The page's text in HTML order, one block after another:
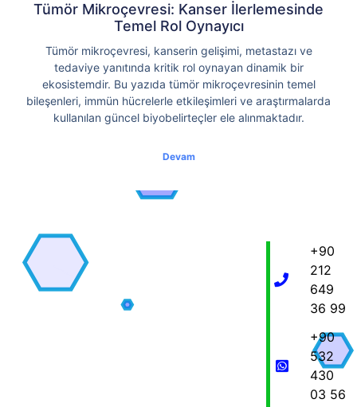
Tümör Mikroçevresi: Kanser İlerlemesinde
Temel Rol Oynayıcı
Tümör mikroçevresi, kanserin gelişimi, metastazı ve
tedaviye yanıtında kritik rol oynayan dinamik bir
ekosistemdir. Bu yazıda tümör mikroçevresinin temel
bileşenleri, immün hücrelerle etkileşimleri ve araştırmalarda
kullanılan güncel biyobelirteçler ele alınmaktadır.
Devam
+90
212
649
36 99
+90
532
430
03 56